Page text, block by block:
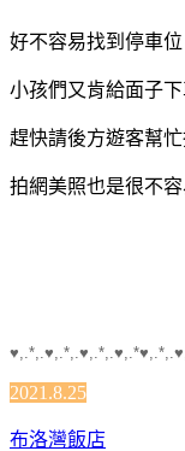
好不容易找到停車位
小孩們又肯給面子
趕快請後方遊客幫
拍網美照也是很不
2021.8.25
布洛灣飯店